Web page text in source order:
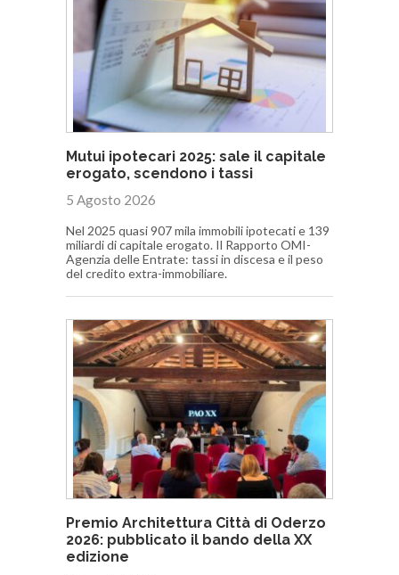
Mutui ipotecari 2025: sale il capitale
erogato, scendono i tassi
5 Agosto 2026
Nel 2025 quasi 907 mila immobili ipotecati e 139
miliardi di capitale erogato. Il Rapporto OMI-
Agenzia delle Entrate: tassi in discesa e il peso
del credito extra-immobiliare.
Premio Architettura Città di Oderzo
2026: pubblicato il bando della XX
edizione